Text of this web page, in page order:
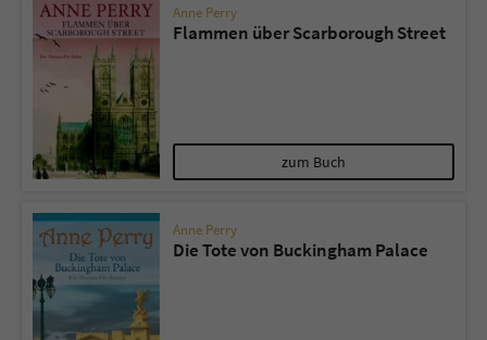
Anne Perry
Flammen über Scarborough Street
zum Buch
Anne Perry
Die Tote von Buckingham Palace